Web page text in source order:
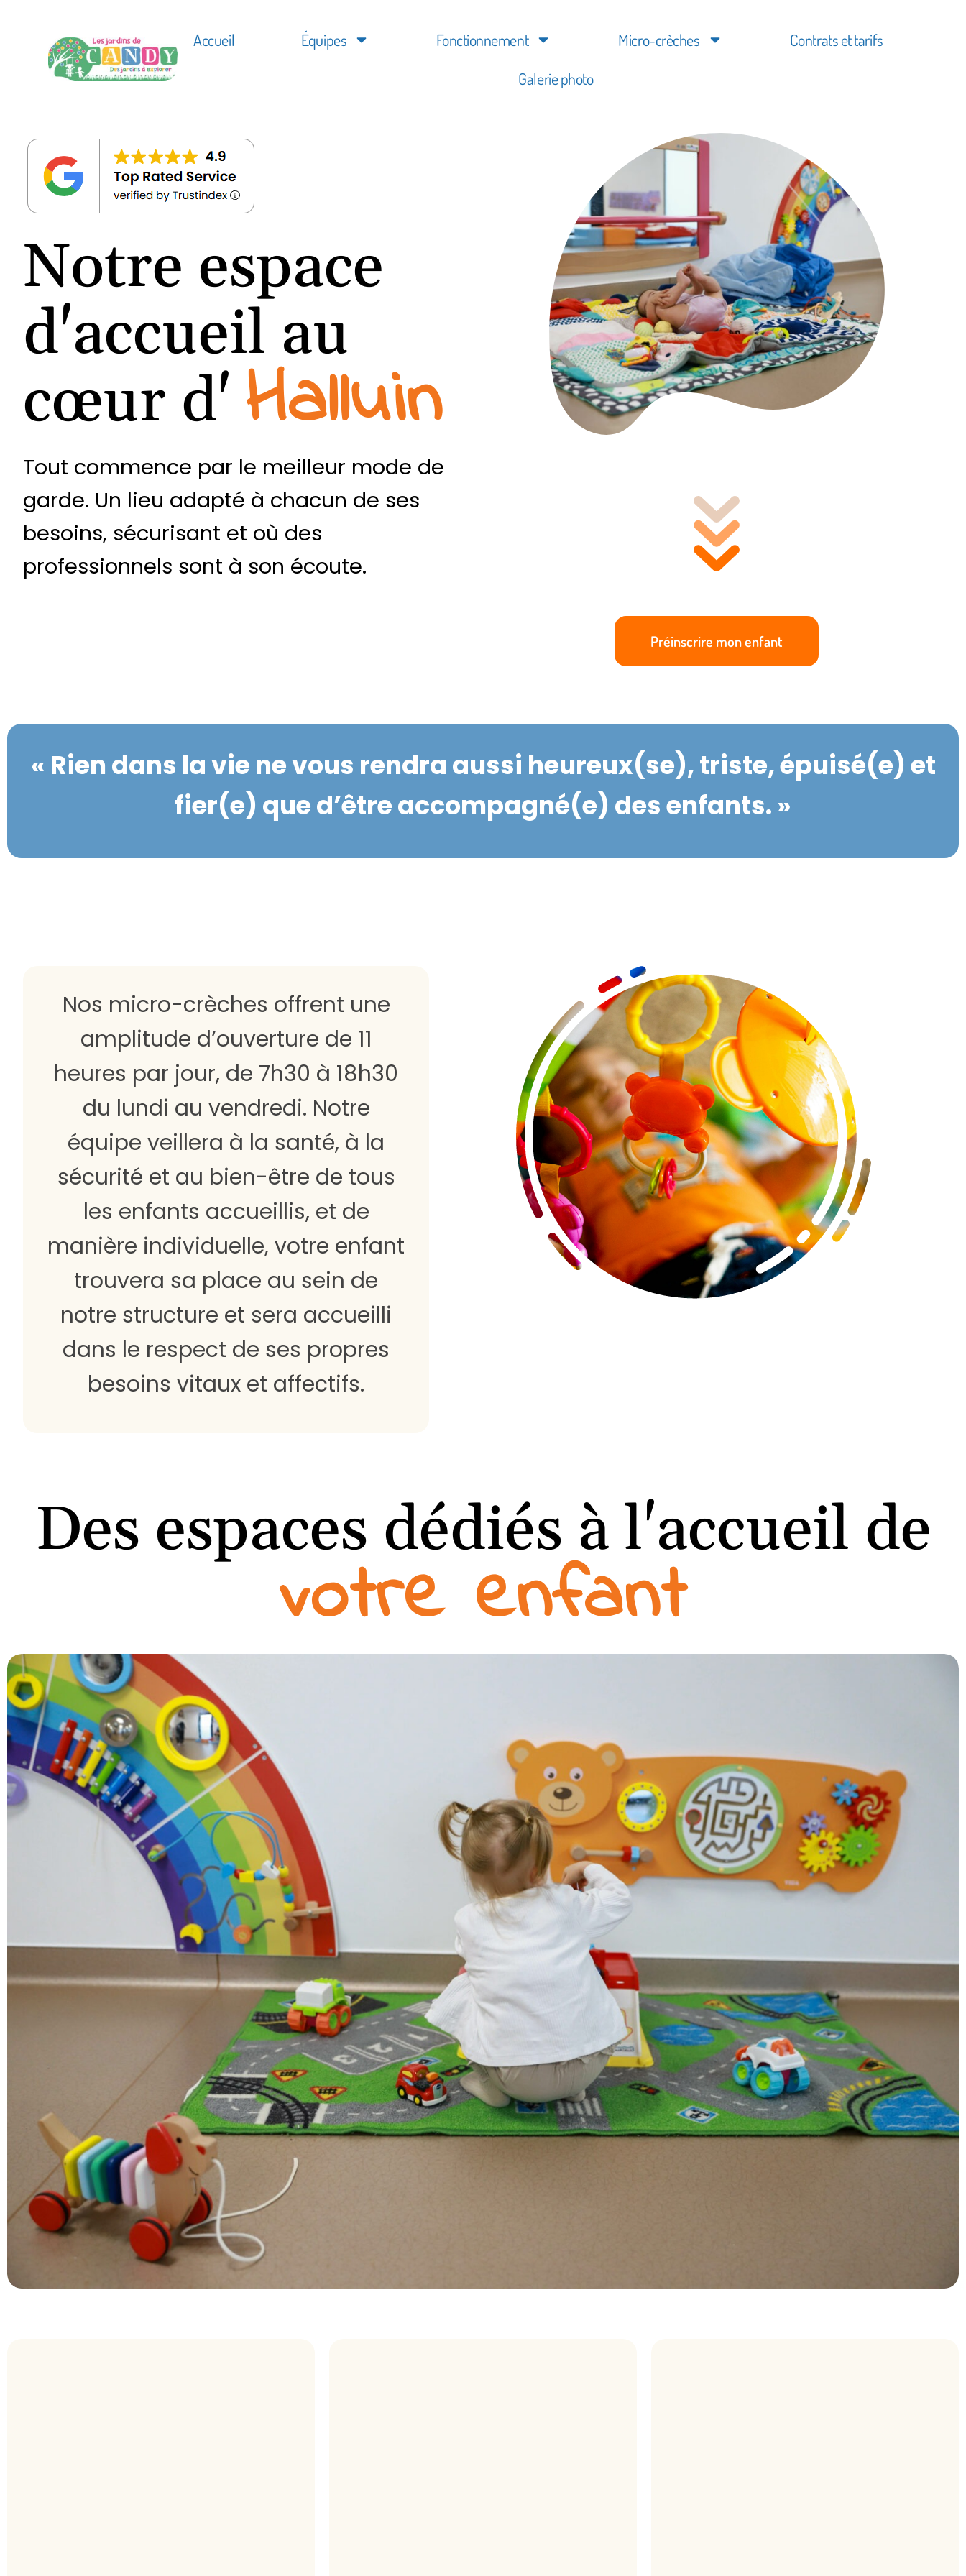
Accueil Équipes Fonctionnement Micro-crèches
Contrats et tarifs
Galerie photo
Notre espace
d'accueil au
cœur d' Halluin
Tout commence par le meilleur mode de
garde. Un lieu adapté à chacun de ses
besoins, sécurisant et où des
professionnels sont à son écoute.
Préinscrire mon enfant
« Rien dans la vie ne vous rendra aussi heureux(se), triste, épuisé(e) et
fier(e) que d’être accompagné(e) des enfants. »
Nos micro-crèches offrent une
amplitude d’ouverture de 11
heures par jour, de 7h30 à 18h30
du lundi au vendredi. Notre
équipe veillera à la santé, à la
sécurité et au bien-être de tous
les enfants accueillis, et de
manière individuelle, votre enfant
trouvera sa place au sein de
notre structure et sera accueilli
dans le respect de ses propres
besoins vitaux et affectifs.
Des espaces dédiés à l'accueil de
votre enfant